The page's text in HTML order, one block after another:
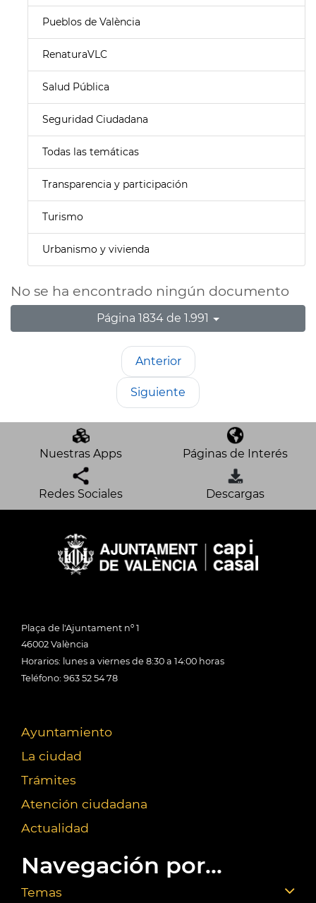
Pueblos de València
RenaturaVLC
Salud Pública
Seguridad Ciudadana
Todas las temáticas
Transparencia y participación
Turismo
Urbanismo y vivienda
No se ha encontrado ningún documento
Página 1834 de 1.991
Anterior
Siguiente
Nuestras Apps Páginas de Interés
Redes Sociales Descargas
Plaça de l'Ajuntament nº 1
46002 València
Horarios: lunes a viernes de 8:30 a 14:00 horas
Teléfono: 963 52 54 78
Ayuntamiento
La ciudad
Trámites
Atención ciudadana
Actualidad
Navegación por...
Temas